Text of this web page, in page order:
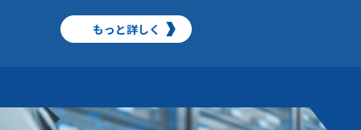
もっと詳しく